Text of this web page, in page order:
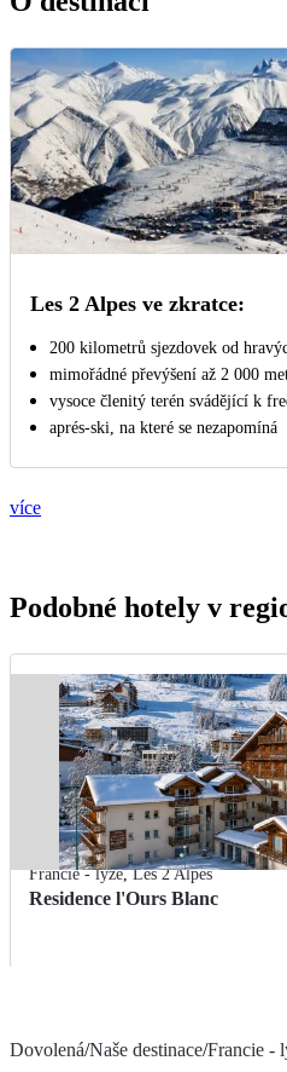
Les 2 Alpes ve zkratce:
200 kilometrů sjezdovek od
mimořádné převýšení až 2 000
vysoce členitý terén svádějící k
aprés-ski, na které se nezapomíná
více
Podobné hotely v
Francie - lyže,Les 2 Alpes
Residence l'Ours Blanc
Dovolená/Naše destinace/Francie -